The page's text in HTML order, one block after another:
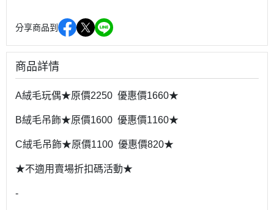
分享商品到
商品詳情
A絨毛玩偶★原價2250 優惠價1660★
B絨毛吊飾★原價1600 優惠價1160★
C絨毛吊飾★原價1100 優惠價820★
★不適用賣場折扣碼活動★
-